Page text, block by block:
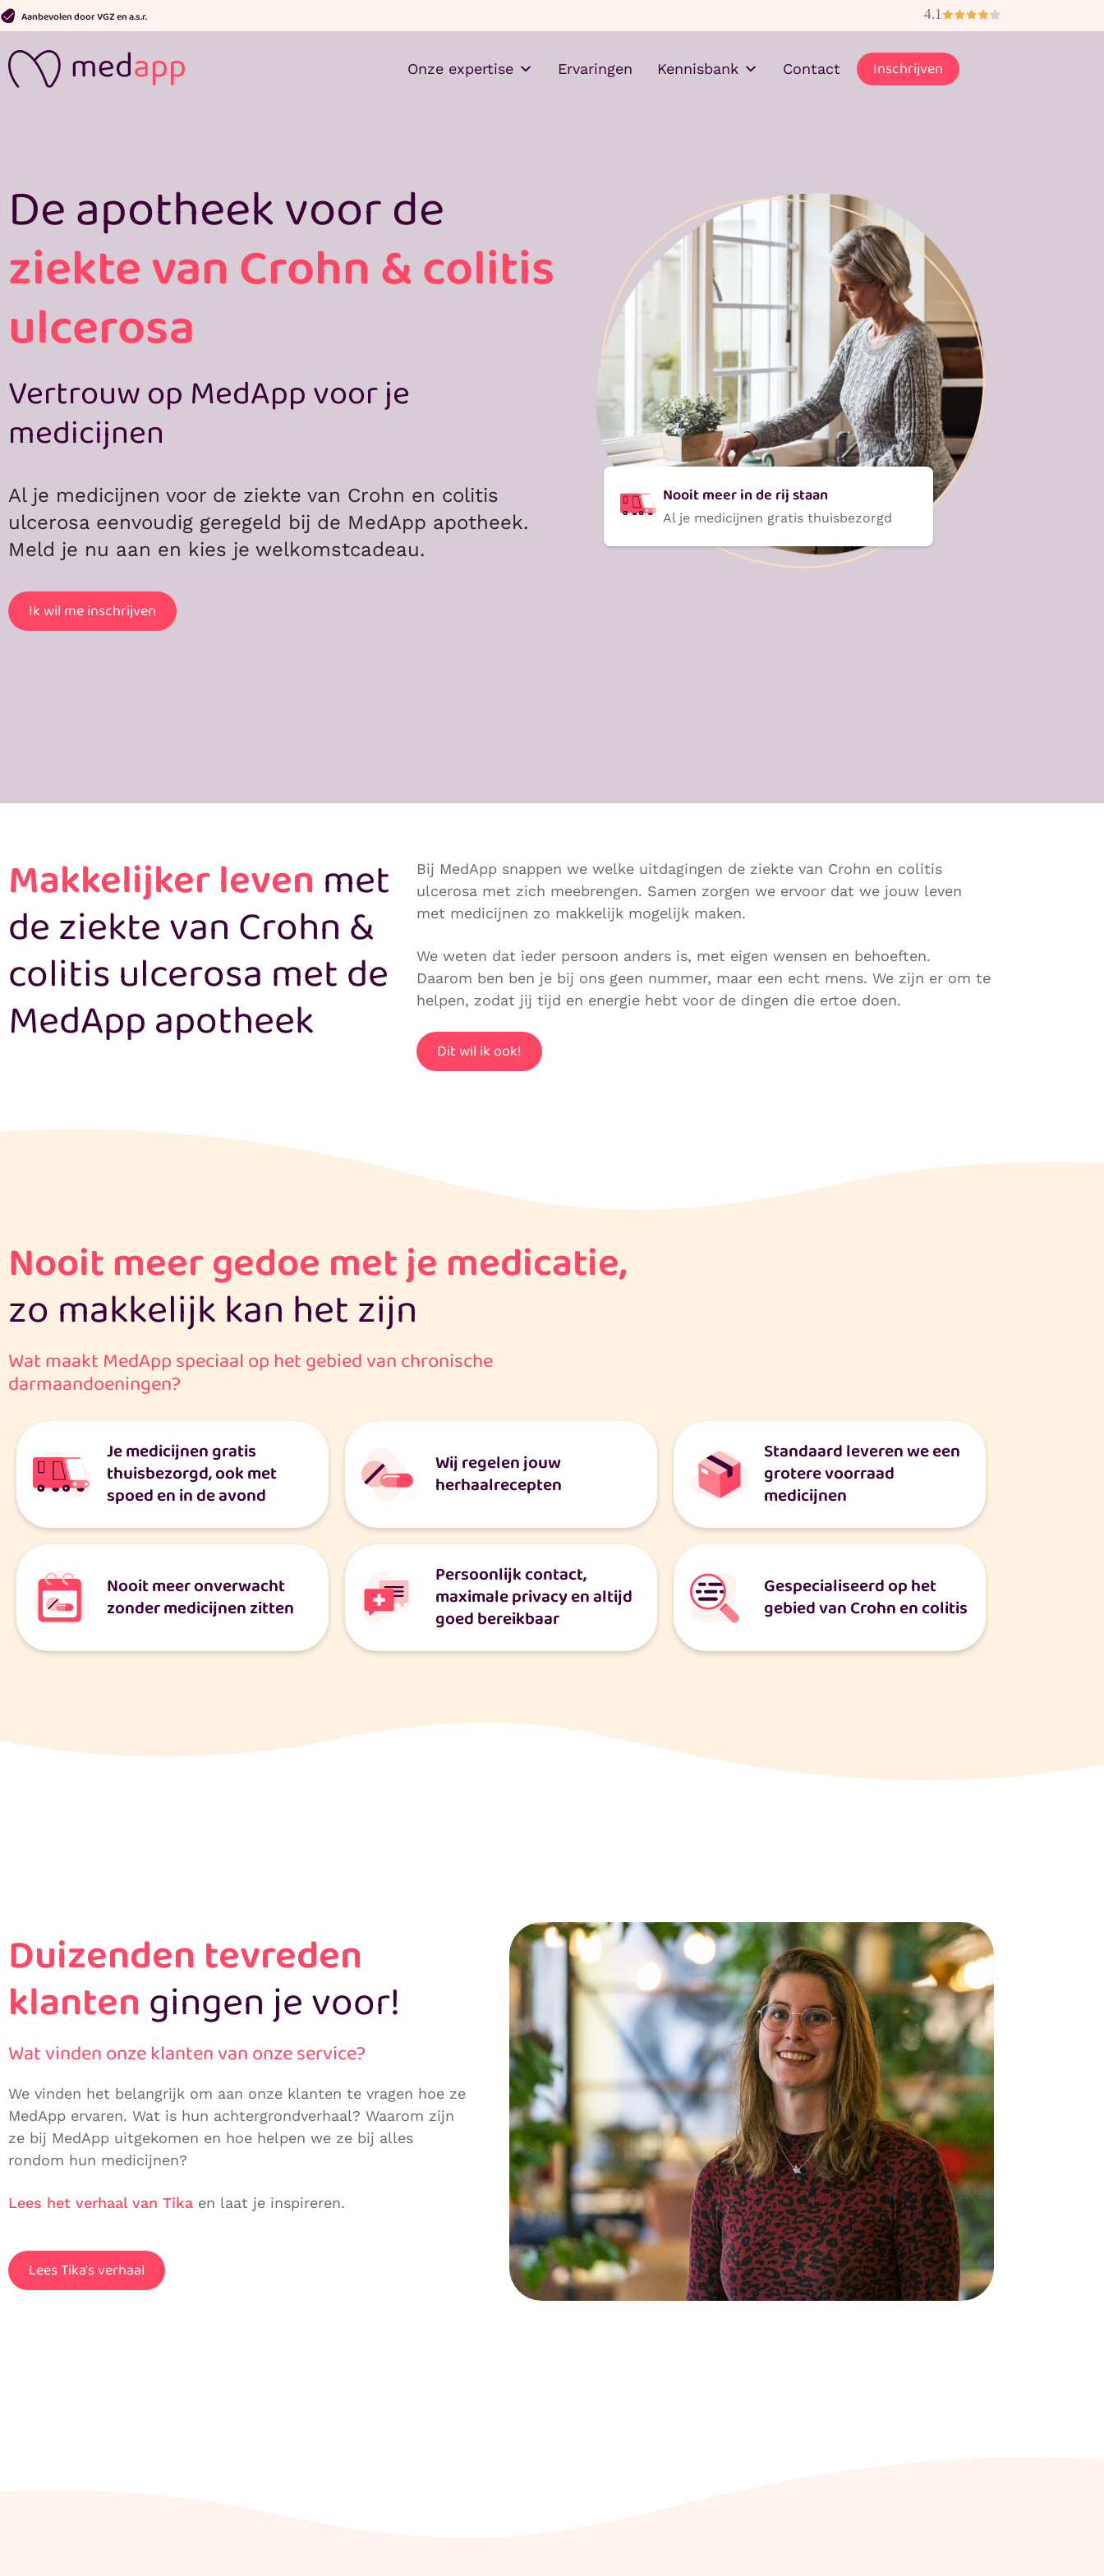
Ga
naar
de
inhoud
Aanbevolen door VGZ en a.s.r. Gratis je medicijnen thuisbezorgd
Onze expertise Ervaringen Kennisbank Contact Inschrijven
De apotheek voor de
ziekte van Crohn & colitis
ulcerosa
Vertrouw op MedApp voor je
medicijnen
Al je medicijnen voor de ziekte van Crohn en colitis
ulcerosa eenvoudig geregeld bij de MedApp apotheek.
Meld je nu aan en kies je welkomstcadeau.
Ik wil me inschrijven
Nooit meer in de rij staan
Al je medicijnen gratis thuisbezorgd
Makkelijker leven met
de ziekte van Crohn &
colitis ulcerosa met de
MedApp apotheek
Bij MedApp snappen we welke uitdagingen de ziekte van Crohn en colitis
ulcerosa met zich meebrengen. Samen zorgen we ervoor dat we jouw leven
met medicijnen zo makkelijk mogelijk maken.
We weten dat ieder persoon anders is, met eigen wensen en behoeften.
Daarom ben ben je bij ons geen nummer, maar een echt mens. We zijn er om te
helpen, zodat jij tijd en energie hebt voor de dingen die ertoe doen.
Dit wil ik ook!
Nooit meer gedoe met je medicatie,
zo makkelijk kan het zijn
Wat maakt MedApp speciaal op het gebied van chronische
darmaandoeningen?
Je medicijnen gratis
thuisbezorgd, ook met
spoed en in de avond
Wij regelen jouw
herhaalrecepten
Standaard leveren we een
grotere voorraad
medicijnen
Nooit meer onverwacht
zonder medicijnen zitten
Persoonlijk contact,
maximale privacy en altijd
goed bereikbaar
Gespecialiseerd op het
gebied van Crohn en colitis
Duizenden tevreden
klantengingen je voor!
Wat vinden onze klanten van onze service?
We vinden het belangrijk om aan onze klanten te vragen hoe ze
MedApp ervaren. Wat is hun achtergrondverhaal? Waarom zijn
ze bij MedApp uitgekomen en hoe helpen we ze bij alles
rondom hun medicijnen?
Lees het verhaal van Tika en laat je inspireren.
Lees Tika's verhaal